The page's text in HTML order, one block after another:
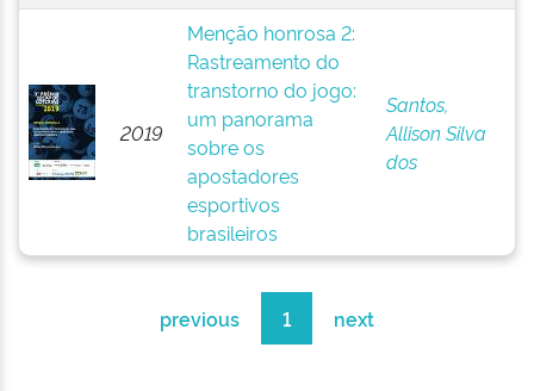
2019
Menção honrosa 2:
Rastreamento do
transtorno do jogo:
um panorama
sobre os
apostadores
esportivos
brasileiros
Santos,
Allison Silva
dos
previous 1 next